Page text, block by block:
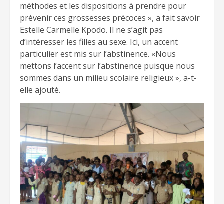
méthodes et les dispositions à prendre pour
prévenir ces grossesses précoces », a fait savoir
Estelle Carmelle Kpodo. Il ne s’agit pas
d’intéresser les filles au sexe. Ici, un accent
particulier est mis sur l’abstinence. «Nous
mettons l’accent sur l’abstinence puisque nous
sommes dans un milieu scolaire religieux », a-t-
elle ajouté.